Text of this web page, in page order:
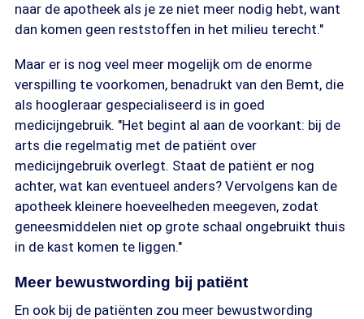
naar de apotheek als je ze niet meer nodig hebt, want
dan komen geen reststoffen in het milieu terecht."
Maar er is nog veel meer mogelijk om de enorme
verspilling te voorkomen, benadrukt van den Bemt, die
als hoogleraar gespecialiseerd is in goed
medicijngebruik. "Het begint al aan de voorkant: bij de
arts die regelmatig met de patiënt over
medicijngebruik overlegt. Staat de patiënt er nog
achter, wat kan eventueel anders? Vervolgens kan de
apotheek kleinere hoeveelheden meegeven, zodat
geneesmiddelen niet op grote schaal ongebruikt thuis
in de kast komen te liggen."
Meer bewustwording bij patiënt
En ook bij de patiënten zou meer bewustwording